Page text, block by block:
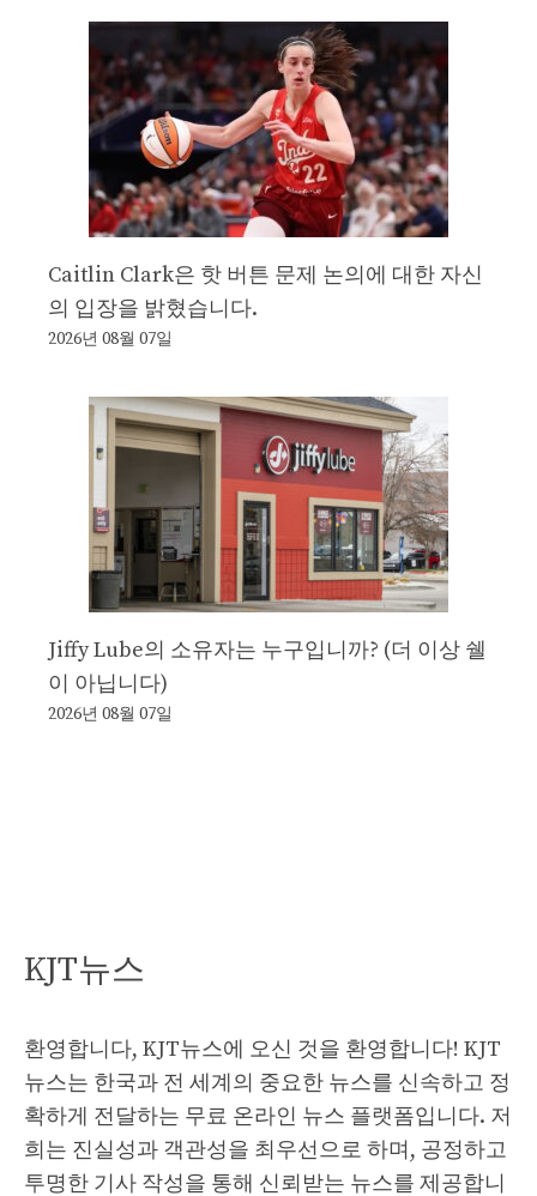
Caitlin Clark은 핫 버튼 문제 논의에 대한 자신
의 입장을 밝혔습니다.
2026년 08월 07일
Jiffy Lube의 소유자는 누구입니까? (더 이상 쉘
이 아닙니다)
2026년 08월 07일
KJT뉴스
환영합니다, KJT뉴스에 오신 것을 환영합니다! KJT
뉴스는 한국과 전 세계의 중요한 뉴스를 신속하고 정
확하게 전달하는 무료 온라인 뉴스 플랫폼입니다. 저
희는 진실성과 객관성을 최우선으로 하며, 공정하고
투명한 기사 작성을 통해 신뢰받는 뉴스를 제공합니